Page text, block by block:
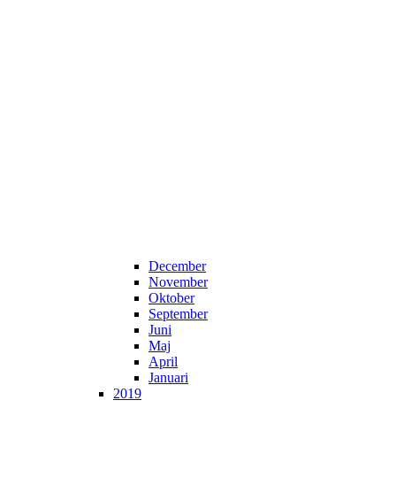
December
November
Oktober
September
Juni
Maj
April
Januari
2019